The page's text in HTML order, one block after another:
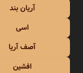
آریان بند
اسی
آصف آریا
افشین